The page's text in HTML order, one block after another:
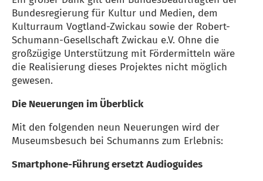
Bundesregierung für Kultur und Medien, dem
Kulturraum Vogtland-Zwickau sowie der Robert-
Schumann-Gesellschaft Zwickau e.V. Ohne die
großzügige Unterstützung mit Fördermitteln wäre
die Realisierung dieses Projektes nicht möglich
gewesen.
Die Neuerungen im Überblick
Mit den folgenden neun Neuerungen wird der
Museumsbesuch bei Schumanns zum Erlebnis:
Smartphone-Führung ersetzt Audioguides